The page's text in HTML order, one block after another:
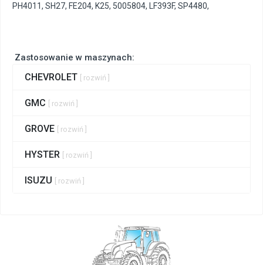
Zastosowanie w maszynach:
CHEVROLET [ rozwiń ]
GMC [ rozwiń ]
GROVE [ rozwiń ]
HYSTER [ rozwiń ]
ISUZU [ rozwiń ]
PH4011, SH27, FE204, K25, 5005804, LF393F, SP4480,